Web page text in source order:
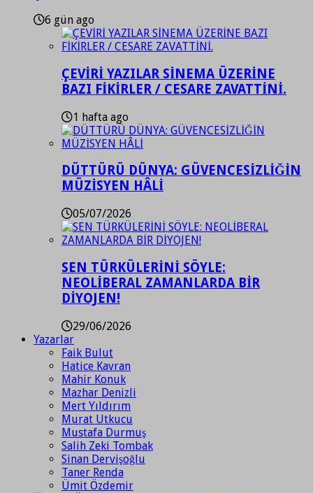
6 gün ago
ÇEVİRİ YAZILAR SİNEMA ÜZERİNE
BAZI FİKİRLER / CESARE ZAVATTİNİ.
1 hafta ago
DÜTTÜRÜ DÜNYA: GÜVENCESİZLİĞİN
MÜZİSYEN HÂLİ
05/07/2026
SEN TÜRKÜLERİNİ SÖYLE:
NEOLİBERAL ZAMANLARDA BİR
DİYOJEN!
29/06/2026
Yazarlar
Faik Bulut
Hatice Kavran
Mahir Konuk
Mazhar Denizli
Mert Yıldırım
Murat Utkucu
Mustafa Durmuş
Salih Zeki Tombak
Sinan Dervişoğlu
Taner Renda
Ümit Özdemir